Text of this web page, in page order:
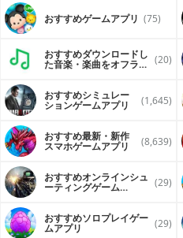
おすすめゲームアプリ (75)
おすすめダウンロードし
た音楽・楽曲をオフライ (20)
おすすめシミュレー
ションゲームアプリ (1,645)
おすすめ最新・新作
スマホゲームアプリ (8,639)
おすすめオンラインシュ
ーティングゲーム (29)
おすすめソロプレイゲー
ムアプリ (29)